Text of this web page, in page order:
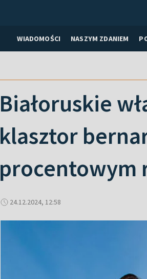
WIADOMOŚCI NASZYM ZDANIEM
Białoruskie
klasztor
procentowym
24.12.2024, 12:58